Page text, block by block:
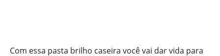
Com essa pasta brilho caseira você vai dar vida para